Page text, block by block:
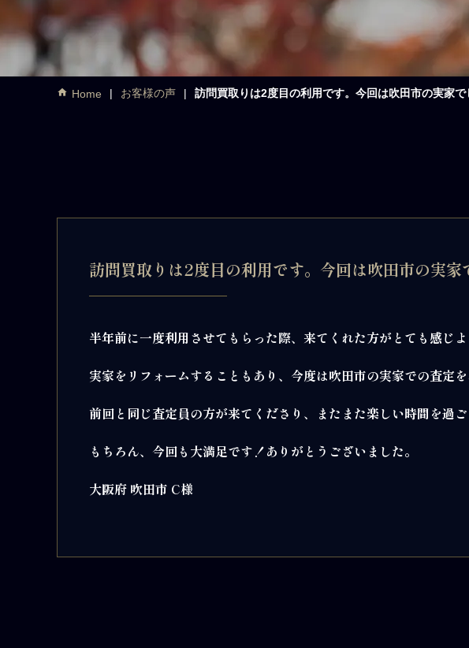
Home お客様の声 訪問買取りは2度目の利用です。今回は吹田市の実家で
訪問買取りは2度目の利用です。今回は吹田市の実家
半年前に一度利用させてもらった際、来てくれた方がとても感じ
実家をリフォームすることもあり、今度は吹田市の実家での査定を
前回と同じ査定員の方が来てくださり、またまた楽しい時間を過ご
もちろん、今回も大満足です！ありがとうございました。
大阪府 吹田市 C様